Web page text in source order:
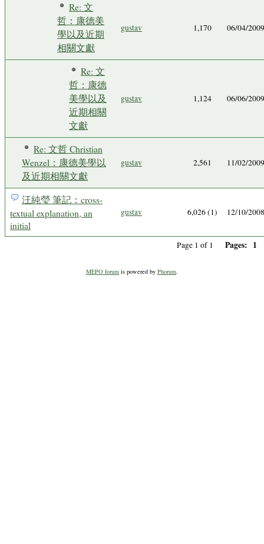
Re: 文
哲：康德美
學以及近期
相關文獻
gustav 1,170 06/04/
Re: 文
哲：康德
美學以及
近期相關
文獻
gustav 1,124 06/06/
Re: 文哲 Christian
Wenzel：康德美學以
及近期相關文獻
gustav 2,561 11/02/
汪純瑩 筆記：cross-
textual explanation, an
initial
gustav 6,026 (1) 12/10/
Page 1 of 1 Pages: 1
MEPO forum is powered by Phorum.